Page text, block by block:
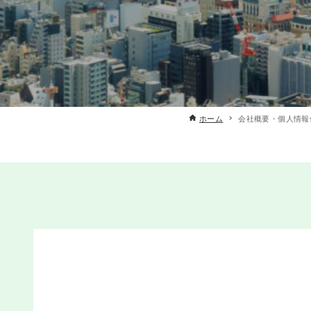
ホーム 会社概要・個人情